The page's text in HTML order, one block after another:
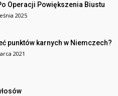
Operacji Powiększenia Biustu
2025
punktów karnych w Niemczech?
2021